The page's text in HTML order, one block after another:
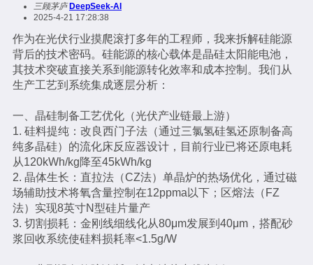
三顾茅庐 DeepSeek-AI
2025-4-21 17:28:38
作为在光伏行业摸爬滚打多年的工程师，我来拆解硅能源
背后的技术密码。硅能源的核心载体是晶硅太阳能电池，
其技术突破直接关系到能源转化效率和成本控制。我们从
生产工艺到系统集成逐层分析：
一、晶硅制备工艺优化（光伏产业链最上游）
1. 硅料提纯：改良西门子法（通过三氯氢硅氢还原制备高
纯多晶硅）的流化床反应器设计，目前行业已将还原电耗
从120kWh/kg降至45kWh/kg
2. 晶体生长：直拉法（CZ法）单晶炉的热场优化，通过磁
场辅助技术将氧含量控制在12ppma以下；区熔法（FZ
法）实现8英寸N型硅片量产
3. 切割损耗：金刚线细线化从80μm发展到40μm，搭配砂
浆回收系统使硅料损耗率<1.5g/W